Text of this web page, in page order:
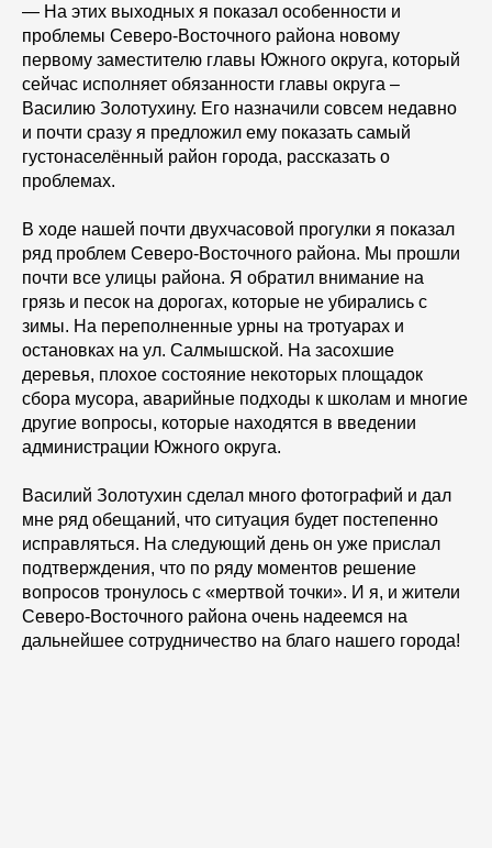
— На этих выходных я показал особенности и
проблемы Северо-Восточного района новому
первому заместителю главы Южного округа, который
сейчас исполняет обязанности главы округа –
Василию Золотухину. Его назначили совсем недавно
и почти сразу я предложил ему показать самый
густонаселённый район города, рассказать о
проблемах.
В ходе нашей почти двухчасовой прогулки я показал
ряд проблем Северо-Восточного района. Мы прошли
почти все улицы района. Я обратил внимание на
грязь и песок на дорогах, которые не убирались с
зимы. На переполненные урны на тротуарах и
остановках на ул. Салмышской. На засохшие
деревья, плохое состояние некоторых площадок
сбора мусора, аварийные подходы к школам и многие
другие вопросы, которые находятся в введении
администрации Южного округа.
Василий Золотухин сделал много фотографий и дал
мне ряд обещаний, что ситуация будет постепенно
исправляться. На следующий день он уже прислал
подтверждения, что по ряду моментов решение
вопросов тронулось с «мертвой точки». И я, и жители
Северо-Восточного района очень надеемся на
дальнейшее сотрудничество на благо нашего города!